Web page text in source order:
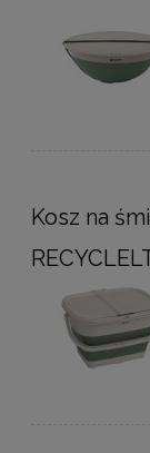
Kosz na